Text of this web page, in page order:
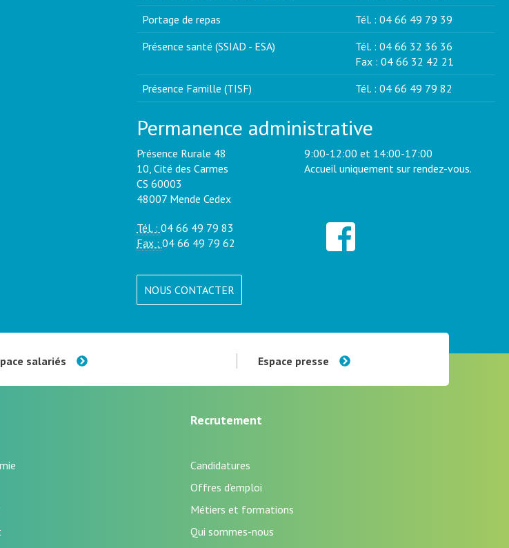
Portage de repas
Tél. : 04 66 49 79 39
Présence santé (SSIAD - ESA)
Tél. : 04 66 32 36 36
Fax : 04 66 32 42 21
Présence Famille (TISF)
Tél. : 04 66 49 79 82
Permanence administrative
Présence Rurale 48
10, Cité des Carmes
CS 60003
48007 Mende Cedex
9:00-12:00 et 14:00-17:00
Accueil uniquement sur rendez-vous.
Tél. : 04 66 49 79 83
Fax : 04 66 49 79 62
NOUS CONTACTER
salariés Espace presse
Recrutement
Candidatures
Offres d’emploi
Métiers et formations
Qui sommes-nous